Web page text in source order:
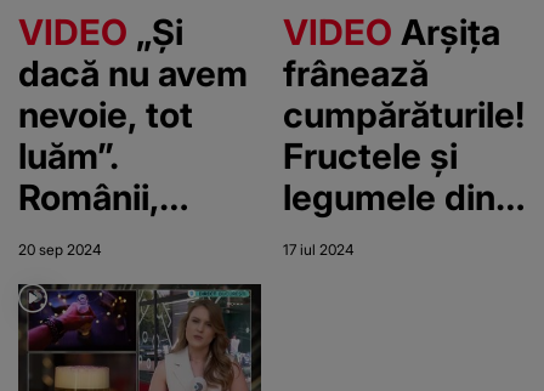
VIDEO „Și
dacă nu avem
nevoie, tot
luăm”.
Românii,
înnebuniți
după
produsele din
China
20 sep 2024
VIDEO Arșița
frânează
cumpărăturile!
Fructele și
legumele din
piață se strică
17 iul 2024